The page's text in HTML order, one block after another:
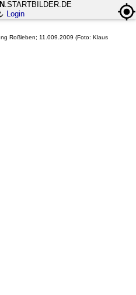
.STARTBILDER.DE
Login
Roßleben; 11.009.2009 (Foto: Klaus